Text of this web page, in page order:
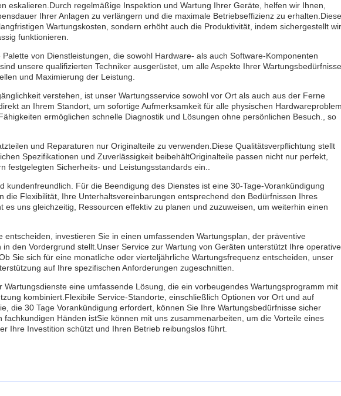
eskalieren.Durch regelmäßige Inspektion und Wartung Ihrer Geräte, helfen wir Ihnen,
Ihrer Anlagen zu verlängern und die maximale Betriebseffizienz zu
Wartungskosten, sondern erhöht auch die Produktivität, indem sichergestellt
funktionieren.
von Dienstleistungen, die sowohl Hardware- als auch Software-Komponenten
unsere qualifizierten Techniker ausgerüstet, um alle Aspekte Ihrer Wartungsbedürfnisse
und Maximierung der Leistung.
verstehen, ist unser Wartungsservice sowohl vor Ort als auch aus der Ferne
an Ihrem Standort, um sofortige Aufmerksamkeit für alle physischen
ermöglichen schnelle Diagnostik und Lösungen ohne persönlichen Besuch., so
und Reparaturen nur Originalteile zu verwenden.Diese Qualitätsverpflichtung stellt
Spezifikationen und Zuverlässigkeit beibehältOriginalteile passen nicht nur perfekt,
festgelegten Sicherheits- und Leistungsstandards ein..
kundenfreundlich. Für die Beendigung des Dienstes ist eine 30-Tage-Vorankündigung
die Flexibilität, Ihre Unterhaltsvereinbarungen entsprechend den Bedürfnissen Ihres
es uns gleichzeitig, Ressourcen effektiv zu planen und zuzuweisen, um weiterhin einen
entscheiden, investieren Sie in einen umfassenden Wartungsplan, der präventive
den Vordergrund stellt.Unser Service zur Wartung von Geräten unterstützt Ihre
Sie sich für eine monatliche oder vierteljährliche Wartungsfrequenz entscheiden, unser
auf Ihre spezifischen Anforderungen zugeschnitten.
eine umfassende Lösung, die ein vorbeugendes Wartungsprogramm mit
kombiniert.Flexibile Service-Standorte, einschließlich Optionen vor Ort und auf
die 30 Tage Vorankündigung erfordert, können Sie Ihre Wartungsbedürfnisse sicher
fachkundigen Händen istSie können mit uns zusammenarbeiten, um die Vorteile eines
Ihre Investition schützt und Ihren Betrieb reibungslos führt.